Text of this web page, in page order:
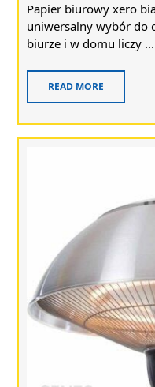
Papier biurowy xero
uniwersalny wybór do
biurze i w domu liczy ...
READ MORE